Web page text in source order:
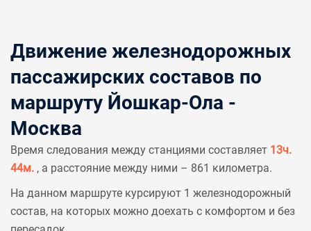
Движение железнодорожных
пассажирских составов по
маршруту Йошкар-Ола -
Москва
Время следования между станциями составляет 13ч.
44м. , а расстояние между ними – 861 километра.
На данном маршруте курсируют 1 железнодорожный
состав, на которых можно доехать с комфортом и без